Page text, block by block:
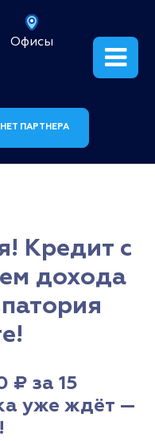
Офисы
ПАРТНЕРА
Кредит с
дохода
₽ за 15
уже ждёт —